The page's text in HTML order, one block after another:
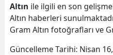
Altın ile ilgili en son
Altın haberleri
Gram Altın fotoğrafları ve
Güncelleme Tarihi: Nisan